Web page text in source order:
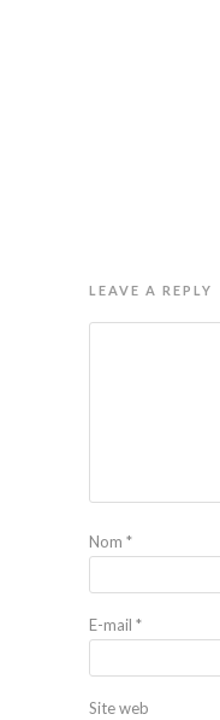
LEAVE A REPLY
Nom *
E-mail *
Site web